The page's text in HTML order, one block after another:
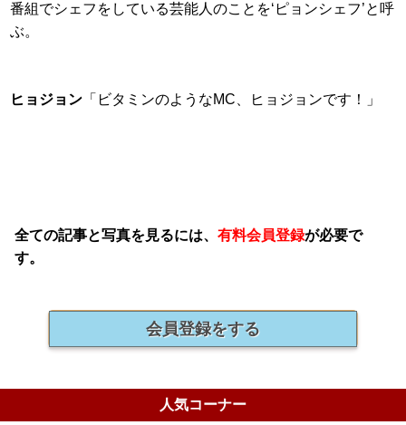
番組でシェフをしている芸能人のことを‘ピョンシェフ’と呼
ぶ。
ヒョジョン 「ビタミンのようなMC、ヒョジョンです！」
全ての記事と写真を見るには、有料会員登録が必要で
す。
会員登録をする
人気コーナー